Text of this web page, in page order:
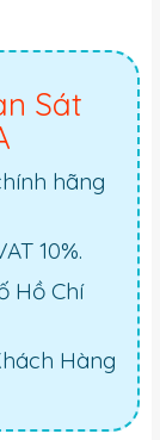
Sát
hãng
10%.
Hồ Chí
Hàng